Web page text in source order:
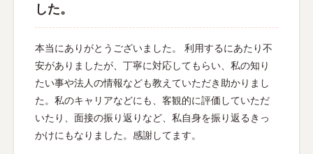
した。
本当にありがとうございました。 利用するにあたり不
安がありましたが、丁寧に対応してもらい、私の知り
たい事や法人の情報なども教えていただき助かりまし
た。私のキャリアなどにも、客観的に評価していただ
いたり、面接の振り返りなど、私自身を振り返るきっ
かけにもなりました。感謝してます。